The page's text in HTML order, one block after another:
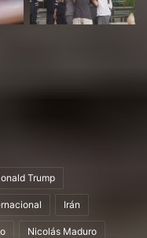
Trump
Irán
Nicolás Maduro